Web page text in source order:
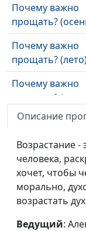
Почему важно
прощать?
Почему важно
прощать?
Почему важно
прощать?
Почему важно
Бог сражается
(осень)
Бог сражается
(лето)
Описание
Возрастание -
человека,
хочет, чтобы
морально,
возрастать
Ведущий: